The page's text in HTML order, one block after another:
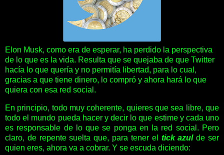
Elon Musk, como era de esperar, ha perdido la perspectiva
de lo que es la vida. Resulta que se quejaba de que Twitter
hacía lo que quería y no permitía libertad, para lo cual,
gracias a que tiene dinero, lo compró y ahora hará lo que
quiera con esa red social.
En principio, todo muy coherente, quieres que sea libre, que
todo el mundo pueda hacer y decir lo que estime y cada uno
es responsable de lo que se ponga en la red social. Pero
claro, de repente suelta que, para tener el tick azulde ser
quien eres, ahora va a cobrar. Y se escuda diciendo: